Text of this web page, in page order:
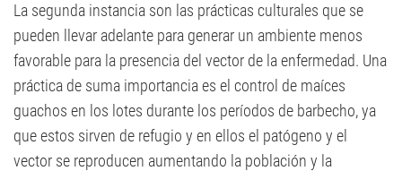
La segunda instancia son las prácticas culturales que se
pueden llevar adelante para generar un ambiente menos
favorable para la presencia del vector de la enfermedad. Una
práctica de suma importancia es el control de maíces
guachos en los lotes durante los períodos de barbecho, ya
que estos sirven de refugio y en ellos el patógeno y el
vector se reproducen aumentando la población y la